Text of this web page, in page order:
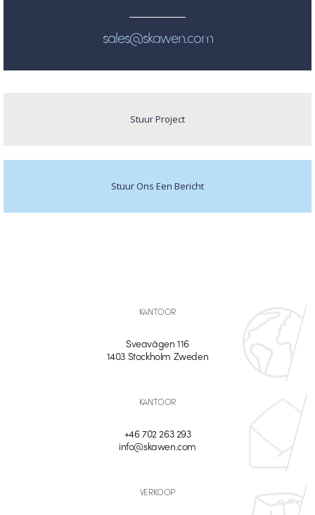
sales@skawen.com
Stuur Project
Stuur Ons Een Bericht
KANTOOR
Sveavägen 116
1403 Stockholm Zweden
KANTOOR
+46 702 263 293
info@skawen.com
VERKOOP